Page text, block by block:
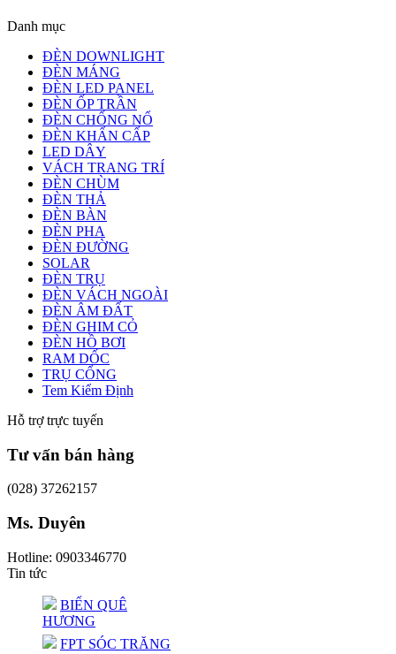
Danh mục
ĐÈN DOWNLIGHT
ĐÈN MÁNG
ĐÈN LED PANEL
ĐÈN ỐP TRẦN
ĐÈN CHỐNG NỔ
ĐÈN KHẨN CẤP
LED DÂY
VÁCH TRANG TRÍ
ĐÈN CHÙM
ĐÈN THẢ
ĐÈN BÀN
ĐÈN PHA
ĐÈN ĐƯỜNG
SOLAR
ĐÈN TRỤ
ĐÈN VÁCH NGOÀI
ĐÈN ÂM ĐẤT
ĐÈN GHIM CỎ
ĐÈN HỒ BƠI
RAM DỐC
TRỤ CỔNG
Tem Kiểm Định
Hỗ trợ trực tuyến
Tư vấn bán hàng
(028) 37262157
Ms. Duyên
Hotline: 0903346770
Tin tức
BIỂN QUÊ
HƯƠNG
FPT SÓC TRĂNG